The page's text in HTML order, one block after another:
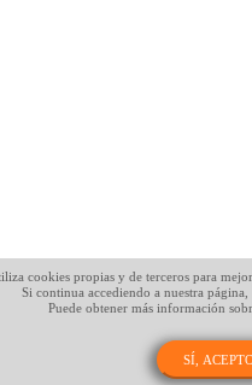
cookies propias y de terceros para
Si continua accediendo a nuestra
Puede obtener más información
SÍ,